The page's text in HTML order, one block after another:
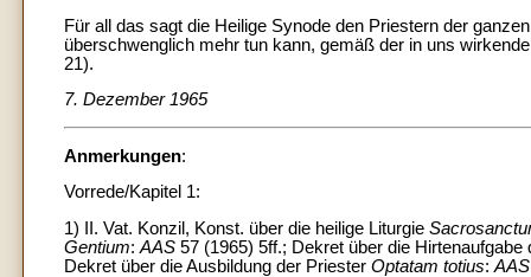
Für all das sagt die Heilige Synode den Priestern der
überschwenglich mehr tun kann, gemäß der in uns
21).
7. Dezember 1965
Anmerkungen:
Vorrede/Kapitel 1:
1) II. Vat. Konzil, Konst. über die heilige Liturgie
Gentium: AAS 57 (1965) 5ff.; Dekret über die
Dekret über die Ausbildung der Priester Optatam totius: AAS